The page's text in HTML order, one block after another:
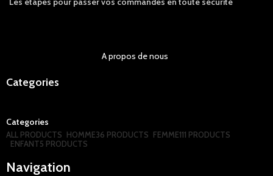
A propos de nous
Categories
Categories
ALL PRODUCTS HOMME36 PRODUCTS FEMME111 PRODUCTS
ENFANT5 PRODUCTS
Navigation